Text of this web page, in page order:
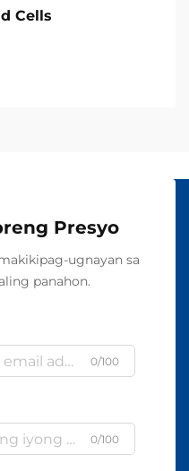
Cells
Presyo
ugnayan sa
panahon.
0/100
0/100